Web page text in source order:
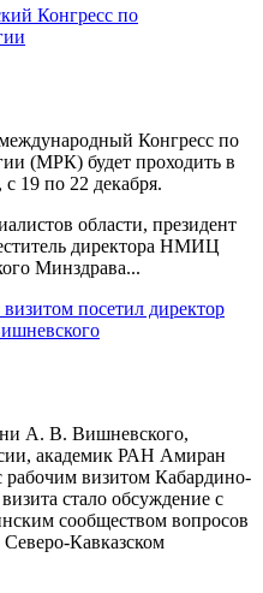
Конгресс по
Конгресс по
(МРК) будет проходить в
19 по 22 декабря.
области, президент
директора НМИЦ
Минздрава...
посетил директор
А. В. Вишневского,
академик РАН Амиран
визитом Кабардино-
стало обсуждение с
сообществом вопросов
Кавказском